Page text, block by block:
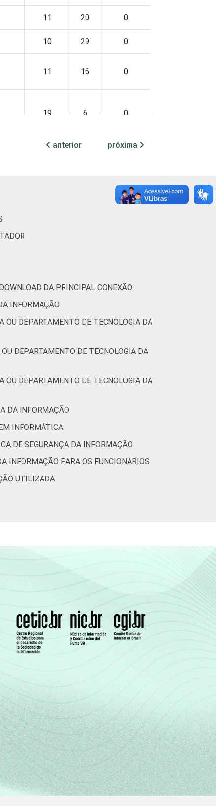
11 20 0
10 29 0
11 16 0
19 6 0
0
anterior próxima
DA PRINCIPAL CONEXÃO
INFORMAÇÃO
OU DEPARTAMENTO DE TECNOLOGIA DA
DEPARTAMENTO DE TECNOLOGIA DA
OU DEPARTAMENTO DE TECNOLOGIA DA
DA INFORMAÇÃO
INFORMÁTICA
DE SEGURANÇA DA INFORMAÇÃO
INFORMAÇÃO PARA OS FUNCIONÁRIOS
UTILIZADA